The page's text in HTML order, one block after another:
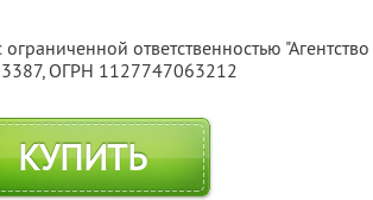
ответственностью "Агентство
, ОГРН 1127747063212
КУПИТЬ